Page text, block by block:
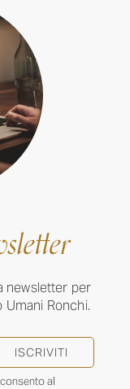
newsletter per
Ronchi.
ISCRIVITI
al